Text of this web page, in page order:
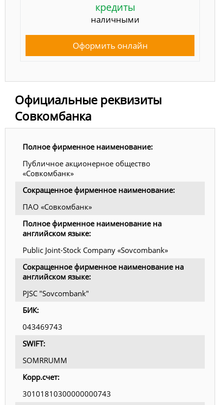
кредиты
наличными
Оформить онлайн
Официальные реквизиты
Совкомбанка
Полное фирменное наименование:
Публичное акционерное общество
«Совкомбанк»
Сокращенное фирменное наименование:
ПАО «Совкомбанк»
Полное фирменное наименование на
английском языке:
Public Joint-Stock Company «Sovcombank»
Сокращенное фирменное наименование на
английском языке:
PJSC "Sovcombank"
БИК:
043469743
SWIFT:
SOMRRUMM
Корр.счет:
30101810300000000743